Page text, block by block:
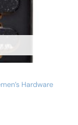
Hardware